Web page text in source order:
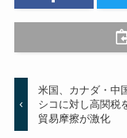
米国、カナダ・中
シコに対し高関税
貿易摩擦が激化